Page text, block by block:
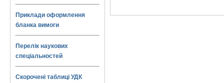
Приклади оформлення
бланка вимоги
Перелік наукових
спеціальностей
Скорочені таблиці УДК